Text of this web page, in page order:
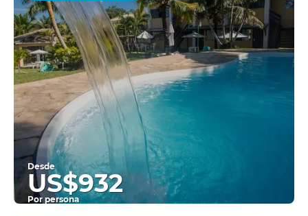
Desde
US$932
Por persona